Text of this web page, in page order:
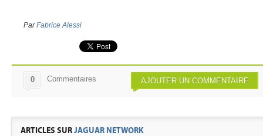
ParFabrice Alessi
AJOUTER UN COMMENTAIRE
0 Commentaires
ARTICLES SURJAGUAR NETWORK